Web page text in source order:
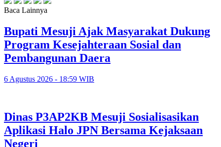
Baca Lainnya
Bupati Mesuji Ajak Masyarakat Dukung
Program Kesejahteraan Sosial dan
Pembangunan Daera
6 Agustus 2026 - 18:59 WIB
Dinas P3AP2KB Mesuji Sosialisasikan
Aplikasi Halo JPN Bersama Kejaksaan
Negeri